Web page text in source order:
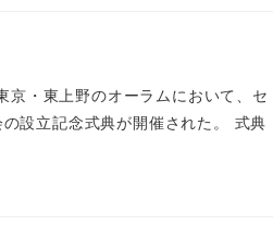
・東上野のオーラムにおいて、セ
設立記念式典が開催された。 式典